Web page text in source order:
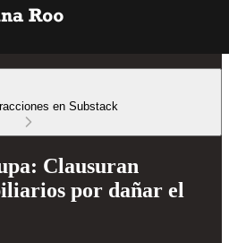
en Substack
Clausuran
por dañar el